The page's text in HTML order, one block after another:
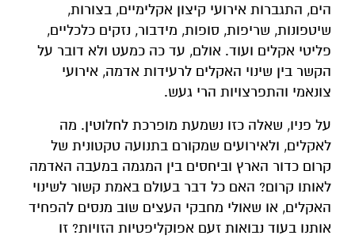
הים, התגברות אירועי קיצון אקלימיים, בצורות,
שיטפונות, שריפות, סופות, מידבור, נזקים כלכליים,
פליטי אקלים ועוד. אולם, עד כה כמעט ולא דובר על
הקשר בין שינוי האקלים לרעידות אדמה, אירועי
צונאמי והתפרצויות הרי געש.
על פניו, שאלה כזו נשמעת מופרכת לחלוטין. מה
לאקלים, ולאירועים שמקורם בתנועה טקטונית של
קרום כדור הארץ וביחסים בין המגמה במעבה האדמה
לאותו קרום? האם כל דבר בעולם באמת קשור לשינוי
האקלים, או שאולי מחבקי העצים שוב מנסים להפחיד
אותנו בעוד נבואות זעם אפוקליפטיות הזויות? זו